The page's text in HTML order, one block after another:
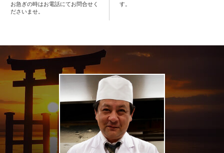
エ
ア
お
敷
利
お急ぎの時はお電話にてお問合せく
ださいませ。
す。